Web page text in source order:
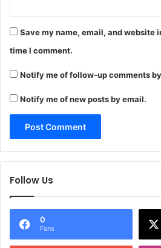
Save my name, email, and website
time I comment.
Notify me of follow-up comments
Notify me of new posts by email.
Follow Us
0
Fans